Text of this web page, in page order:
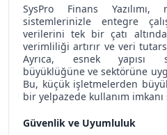
SysPro Finans
sistemlerinizle entegre
verilerini tek bir çatı
verimliliği artırır ve veri
Ayrıca, esnek yapısı
büyüklüğüne ve sektörüne
Bu, küçük işletmelerden
bir yelpazede kullanım imkanı
Güvenlik ve Uyumluluk